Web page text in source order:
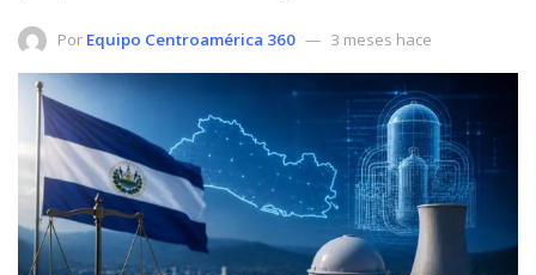
Por Equipo Centroamérica 360 3 meses hace